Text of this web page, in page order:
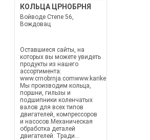
КОЛЬЦА ЦРНОБРНЯ
Войводе Степе 56,
Вождовац
Оставшиеся сайты, на
которых вы можете увидеть
продукты из нашего
ассортимента:
www.crnobrnja.comwww.karike.euwww.hilzne.rs
Мы производим кольца,
поршни, гильзы и
подшипники коленчатых
валов для всех типов
двигателей, компрессоров
и насосов.Механическая
обработка деталей
двигателей. Тради...